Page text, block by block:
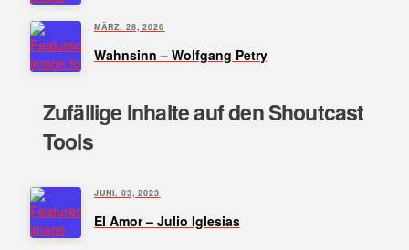
MÄRZ. 28, 2026
Wahnsinn – Wolfgang Petry
Zufällige Inhalte auf den Shoutcast
Tools
JUNI. 03, 2023
El Amor – Julio Iglesias